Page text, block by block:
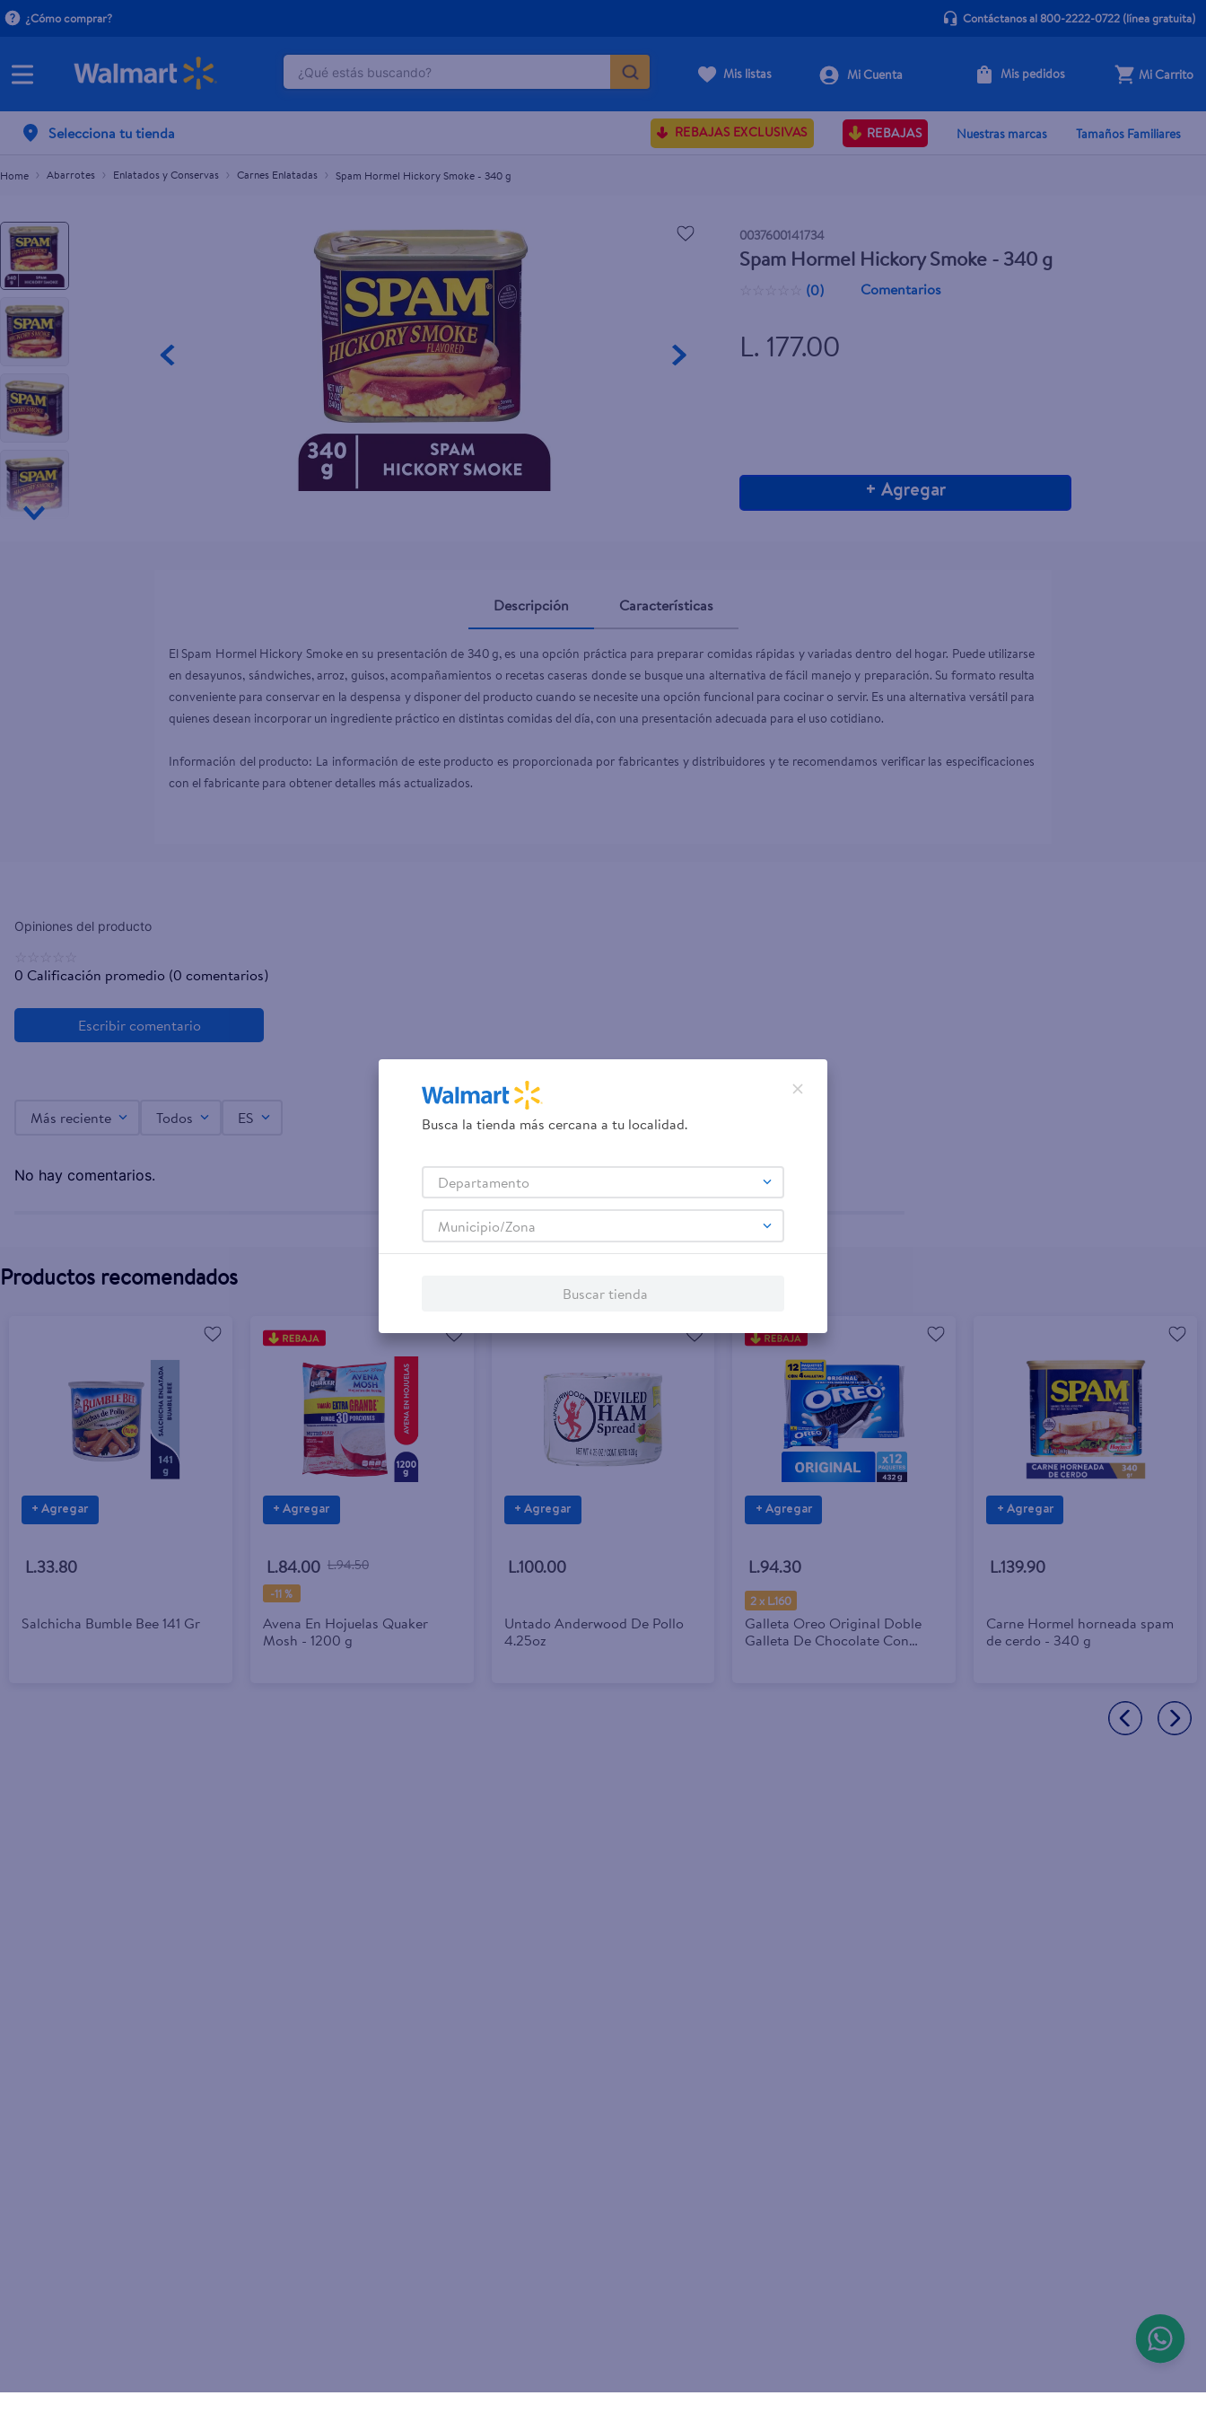
¿Cómo comprar? Contáctanos al 800-2222-0722(línea gratuita)
¿Qué estás buscando?
Mis listas Mis pedidos Mi Carrito
Selecciona tu tienda REBAJAS EXCLUSIVAS REBAJAS Nuestras marcas Tamaños Familiares
Abarrotes Enlatados y Conservas Carnes Enlatadas Spam Hormel Hickory Smoke - 340 g
0037600141734
Spam Hormel Hickory Smoke - 340 g
(0) Comentarios
L. 177.00
+ Agregar
Spam Hormel Hickory Smoke - 340 g
L.177.00 + Agregar
Descripción Características
El Spam Hormel Hickory Smoke en su presentación de 340 g, es una opción práctica para preparar comidas rápidas y variadas dentro del hogar. Puede utilizarse
en desayunos, sándwiches, arroz, guisos, acompañamientos o recetas caseras donde se busque una alternativa de fácil manejo y preparación. Su formato resulta
conveniente para conservar en la despensa y disponer del producto cuando se necesite una opción funcional para cocinar o servir. Es una alternativa versátil para
quienes desean incorporar un ingrediente práctico en distintas comidas del día, con una presentación adecuada para el uso cotidiano.
Información del producto: La información de este producto es proporcionada por fabricantes y distribuidores y te recomendamos verificar las especificaciones
con el fabricante para obtener detalles más actualizados.
0 Calificación promedio (0 comentarios)
Más reciente Todos ES
No hay comentarios.
Productos recomendados
+ Agregar
L.33.80
Salchicha Bumble Bee 141 Gr
+ Agregar
L.84.00 L.94.50
-11 %
Avena En Hojuelas Quaker
Mosh - 1200 g
+ Agregar
L.100.00
Untado Anderwood De Pollo
4.25oz
+ Agregar
L.94.30
2 x L.160
Galleta Oreo Original Doble
Galleta De Chocolate Con
+ Agregar
L.139.90
Carne Hormel horneada spam
de cerdo - 340 g
Busca la tienda más cercana a tu localidad.
Departamento
Municipio/Zona
Buscar tienda
TÉRMINOS MÁS BUSCADOS
2
herbal essences
4.
serums corporales dove
5.
gillette venus
6.
dove
7.
pañales
8.
aceite
9.
goodyear
10. pollo norteño